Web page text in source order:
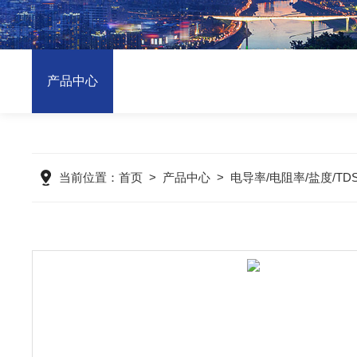
产品中心
当前位置：首页 > 产品中心 > 电导率/电阻率/盐度/